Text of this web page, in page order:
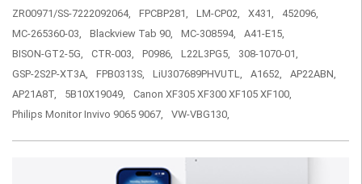
ZR00971/SS-7222092064,
FPCBP281, LM-CP02, X431,
452096,
MC-265360-03,
Blackview Tab 90, MC-308594,
A41-E15,
BISON-GT2-5G,
CTR-003, P0986, L22L3PG5,
308-1070-01,
GSP-2S2P-XT3A,
FPB0313S, LiU307689PHVUTL, A1652,
AP22ABN,
AP21A8T,
5B10X19049,
Canon XF305 XF300 XF105 XF100,
Philips Monitor Invivo 9065 9067,
VW-VBG130,